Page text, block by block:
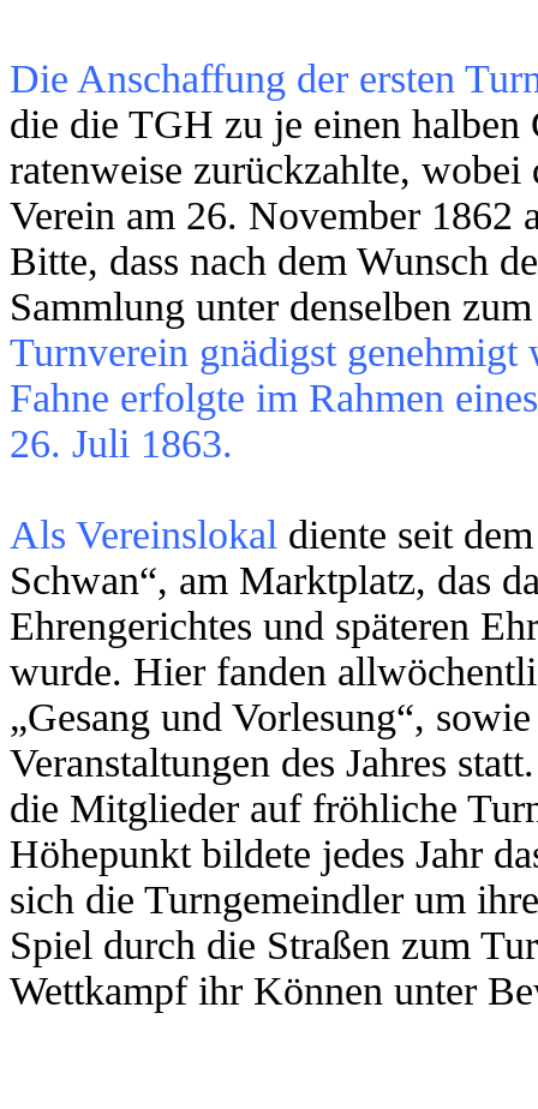
Die Anschaffung der ersten
die die TGH zu je einen
ratenweise zurückzahlte, wobei
Verein am 26. November 1862
Bitte, dass nach dem Wunsch
Sammlung unter denselben
Turnverein gnädigst
Fahne erfolgte im Rahmen
26. Juli 1863.
Als Vereinslokal diente seit
Schwan“, am Marktplatz, das
Ehrengerichtes und späteren
wurde. Hier fanden
„Gesang und Vorlesung“,
Veranstaltungen des Jahres
die Mitglieder auf fröhliche
Höhepunkt bildete jedes Jahr
sich die Turngemeindler um
Spiel durch die Straßen zum
Wettkampf ihr Können unter